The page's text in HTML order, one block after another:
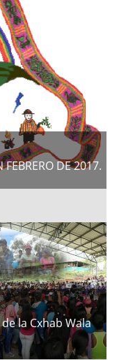
FEBRERO DE 2017.
la Cxhab Wala